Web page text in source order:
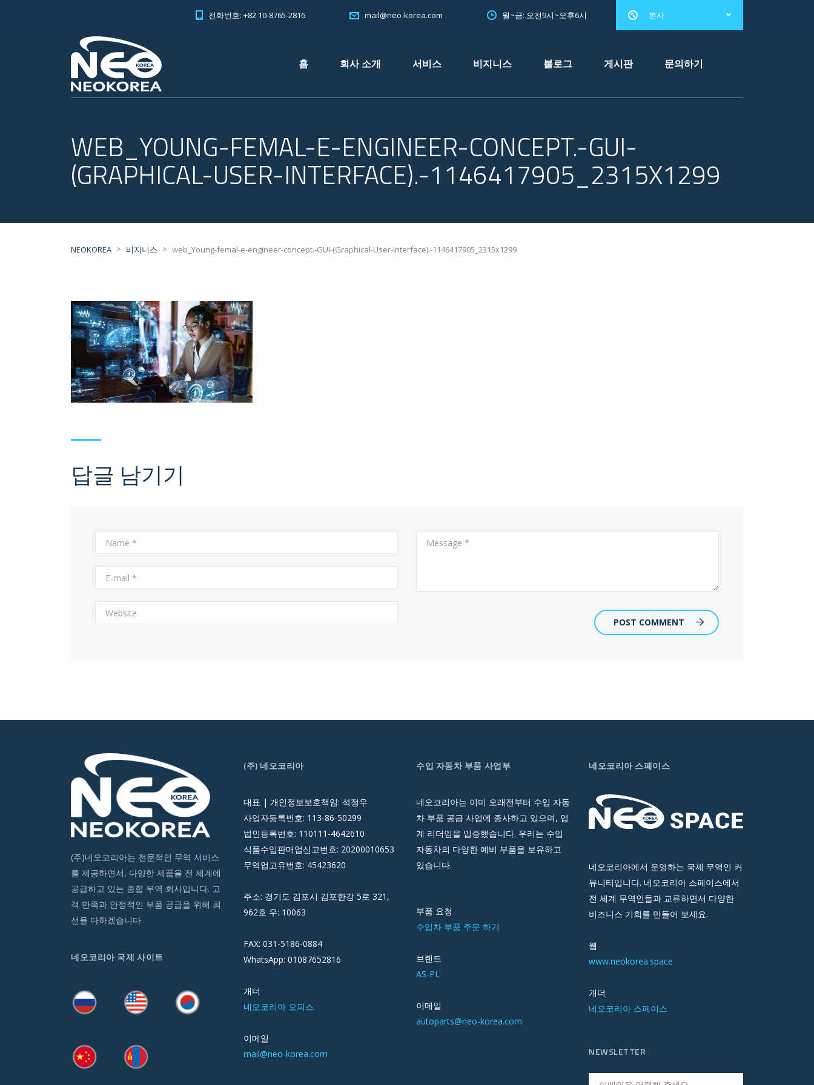
본사
전화번호: +82 10-8765-2816 mail@neo-korea.com 월~금: 오전9시~오후6시
홈 회사 소개 서비스 비지니스 블로그 게시판 문의하기
WEB_YOUNG-FEMAL-E-ENGINEER-CONCEPT.-GUI-
(GRAPHICAL-USER-INTERFACE).-1146417905_2315X1299
NEOKOREA > 비지니스 > web_Young-femal-e-engineer-concept.-GUI-(Graphical-User-Interface).-1146417905_2315x1299
답글 남기기
POST COMMENT
(주)네오코리아는 전문적인 무역 서비스
를 제공하면서, 다양한 제품을 전 세계에
공급하고 있는 종합 무역 회사입니다. 고
객 만족과 안정적인 부품 공급을 위해 최
선을 다하겠습니다.
네오코리아 국제 사이트
(주) 네오코리아
대표 | 개인정보보호책임: 석정우
사업자등록번호: 113-86-50299
법인등록번호: 110111-4642610
식품수입판매업신고번호: 20200010653
무역업고유번호: 45423620
주소: 경기도 김포시 김포한강 5로 321,
962호 우: 10063
FAX: 031-5186-0884
WhatsApp: 01087652816
개더
네오코리아 오피스
이메일
mail@neo-korea.com
수입 자동차 부품 사업부
네오코리아는 이미 오래전부터 수입 자동
차 부품 공급 사업에 종사하고 있으며, 업
계 리더임을 입증했습니다. 우리는 수입
자동차의 다양한 예비 부품을 보유하고
있습니다.
부품 요청
수입차 부품 주문 하기
브랜드
AS-PL
이메일
autoparts@neo-korea.com
네오코리아 스페이스
네오코리아에서 운영하는 국제 무역인 커
뮤니티입니다. 네오코리아 스페이스에서
전 세계 무역인들과 교류하면서 다양한
비즈니스 기회를 만들어 보세요.
웹
www.neokorea.space
개더
네오코리아 스페이스
NEWSLETTER